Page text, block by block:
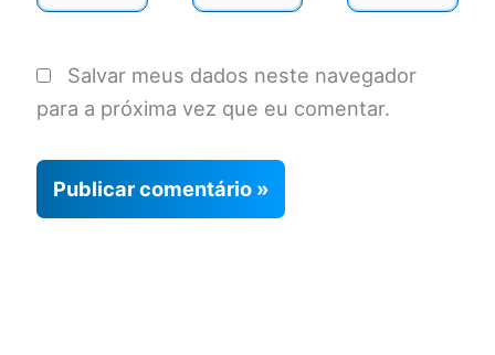
Salvar meus dados neste navegador
para a próxima vez que eu comentar.